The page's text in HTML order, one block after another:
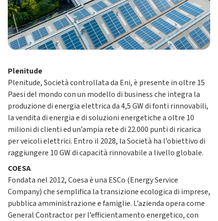
Plenitude
Plenitude, Società controllata da Eni, è presente in oltre 15
Paesi del mondo con un modello di business che integra la
produzione di energia elettrica da 4,5 GW di fonti rinnovabili,
la vendita di energia e di soluzioni energetiche a oltre 10
milioni di clienti ed un’ampia rete di 22.000 punti di ricarica
per veicoli elettrici. Entro il 2028, la Società ha l’obiettivo di
raggiungere 10 GW di capacità rinnovabile a livello globale.
COESA
Fondata nel 2012, Coesa è una ESCo (Energy Service
Company) che semplifica la transizione ecologica di imprese,
pubblica amministrazione e famiglie. L’azienda opera come
General Contractor per l’efficientamento energetico, con